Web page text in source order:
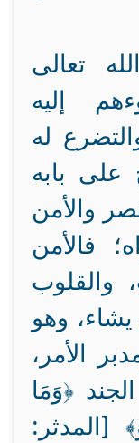
تعالى
إليه
له
على بابه
والأمن
فالأمن
والقلوب
يشاء، وهو
الأمر،
﴿وَمَا
[المدثر: